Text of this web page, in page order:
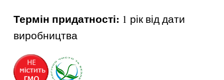
Термін придатності: 1 рік від дати
виробництва